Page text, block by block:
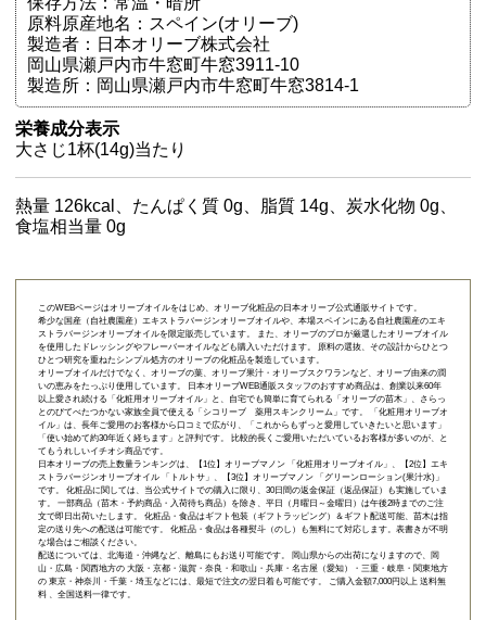
原料原産地名：スペイン(オリーブ)
製造者：日本オリーブ株式会社
岡山県瀬戸内市牛窓町牛窓3911-10
製造所：岡山県瀬戸内市牛窓町牛窓3814-1
栄養成分表示
大さじ1杯(14g)当たり
熱量 126kcal、たんぱく質 0g、脂質 14g、炭水化物 0g、
食塩相当量 0g
このWEBページはオリーブオイルをはじめ、オリーブ化粧品の日本オリーブ公式通販サイトです。
希少な国産（自社農園産）エキストラバージンオリーブオイルや、本場スペインにある自社農園産のエキ
ストラバージンオリーブオイルを限定販売しています。 また、オリーブのプロが厳選したオリーブオイル
を使用したドレッシングやフレーバーオイルなども購入いただけます。 原料の選抜、その設計からひとつ
ひとつ研究を重ねたシンプル処方のオリーブの化粧品を製造しています。
オリーブオイルだけでなく、オリーブの葉、オリーブ果汁・オリーブスクワランなど、オリーブ由来の潤
いの恵みをたっぷり使用しています。 日本オリーブWEB通販スタッフのおすすめ商品は、創業以来60年
以上愛され続ける「 化粧用オリーブオイル 」と、自宅でも簡単に育てられる「 オリーブの苗木 」、さらっ
とのびてべたつかない家族全員で使える「 シコリーブ 薬用スキンクリーム 」です。 「化粧用オリーブオ
イル」は、長年ご愛用のお客様から口コミで広がり、「これからもずっと愛用していきたいと思います」
「使い始めて約30年近く経ちます」と評判です。 比較的長くご愛用いただいているお客様が多いのが、と
てもうれしいイチオシ商品です。
日本オリーブの売上数量ランキングは、【1位】オリーブマノン 「 化粧用オリーブオイル 」、【2位】
エキ
ストラバージンオリーブオイル 「トルトサ」
、【3位】 オリーブマノン 「グリーンローション(果汁水)」
です。 化粧品に関しては、当公式サイトでの購入に限り、 30日間の返金保証（返品保証）
も実施していま
す。 一部商品（苗木・予約商品・入荷待ち商品）を除き、平日（月曜日～金曜日）は午後2時までのご注
文で即日出荷いたします。 化粧品・食品はギフト包装（ギフトラッピング）＆ギフト配送可能、苗木は指
定の送り先への配送は可能です。 化粧品・食品は各種熨斗（のし）も無料にて対応します。表書きが不明
な場合はご相談ください。
配送については、北海道・沖縄など、離島にもお送り可能です。 岡山県からの出荷になりますので、岡
山・広島・関西地方の 大阪・京都・滋賀・奈良・和歌山・兵庫・名古屋（愛知）・三重・岐阜・関東地方
の 東京・神奈川・千葉・埼玉などには、最短で注文の翌日着も可能です。 ご購入金額7,000円以上 送料無
料 、全国送料一律です。